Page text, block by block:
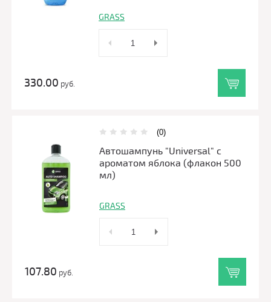
GRASS
330.00 руб.
(0)
Автошампунь "Universal" с
ароматом яблока (флакон 500
мл)
GRASS
107.80 руб.